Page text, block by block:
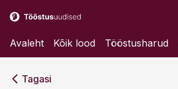
Avaleht Kõik lood Tööstusharud
Tagasi